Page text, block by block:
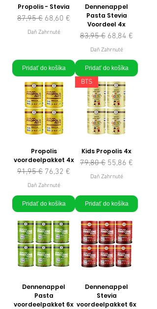
Propolis - Stevia
Normálna cena
87,95 € Zľavnená cena
68,60 €
Daň Zahrnuté
Pridať do košíka
Dennenappel
Pasta Stevia
Voordeel 4x
Normálna cena
83,95 € Zľavnená cena
68,84 €
Daň Zahrnuté
Pridať do košíka
Propolis
voordeelpakket 4x
Normálna cena
91,95 € Zľavnená cena
76,32 €
Daň Zahrnuté
Pridať do košíka
BTS
Kids Propolis 4x
Normálna cena
79,80 € Zľavnená cena
55,86 €
Daň Zahrnuté
Pridať do košíka
Dennenappel
Pasta
voordeelpakket 6x
Dennenappel
Stevia
voordeelpakket 6x